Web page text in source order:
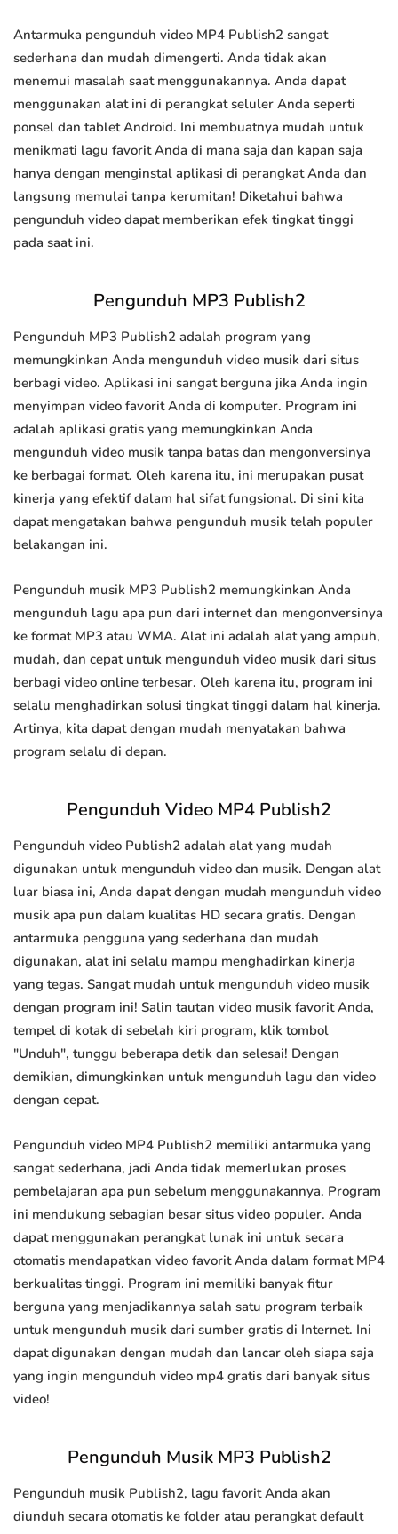
Antarmuka pengunduh video MP4 Publish2 sangat
sederhana dan mudah dimengerti. Anda tidak akan
menemui masalah saat menggunakannya. Anda dapat
menggunakan alat ini di perangkat seluler Anda seperti
ponsel dan tablet Android. Ini membuatnya mudah untuk
menikmati lagu favorit Anda di mana saja dan kapan saja
hanya dengan menginstal aplikasi di perangkat Anda dan
langsung memulai tanpa kerumitan! Diketahui bahwa
pengunduh video dapat memberikan efek tingkat tinggi
pada saat ini.
Pengunduh MP3 Publish2
Pengunduh MP3 Publish2 adalah program yang
memungkinkan Anda mengunduh video musik dari situs
berbagi video. Aplikasi ini sangat berguna jika Anda ingin
menyimpan video favorit Anda di komputer. Program ini
adalah aplikasi gratis yang memungkinkan Anda
mengunduh video musik tanpa batas dan mengonversinya
ke berbagai format. Oleh karena itu, ini merupakan pusat
kinerja yang efektif dalam hal sifat fungsional. Di sini kita
dapat mengatakan bahwa pengunduh musik telah populer
belakangan ini.
Pengunduh musik MP3 Publish2 memungkinkan Anda
mengunduh lagu apa pun dari internet dan mengonversinya
ke format MP3 atau WMA. Alat ini adalah alat yang ampuh,
mudah, dan cepat untuk mengunduh video musik dari situs
berbagi video online terbesar. Oleh karena itu, program ini
selalu menghadirkan solusi tingkat tinggi dalam hal kinerja.
Artinya, kita dapat dengan mudah menyatakan bahwa
program selalu di depan.
Pengunduh Video MP4 Publish2
Pengunduh video Publish2 adalah alat yang mudah
digunakan untuk mengunduh video dan musik. Dengan alat
luar biasa ini, Anda dapat dengan mudah mengunduh video
musik apa pun dalam kualitas HD secara gratis. Dengan
antarmuka pengguna yang sederhana dan mudah
digunakan, alat ini selalu mampu menghadirkan kinerja
yang tegas. Sangat mudah untuk mengunduh video musik
dengan program ini! Salin tautan video musik favorit Anda,
tempel di kotak di sebelah kiri program, klik tombol
"Unduh", tunggu beberapa detik dan selesai! Dengan
demikian, dimungkinkan untuk mengunduh lagu dan video
dengan cepat.
Pengunduh video MP4 Publish2 memiliki antarmuka yang
sangat sederhana, jadi Anda tidak memerlukan proses
pembelajaran apa pun sebelum menggunakannya. Program
ini mendukung sebagian besar situs video populer. Anda
dapat menggunakan perangkat lunak ini untuk secara
otomatis mendapatkan video favorit Anda dalam format MP4
berkualitas tinggi. Program ini memiliki banyak fitur
berguna yang menjadikannya salah satu program terbaik
untuk mengunduh musik dari sumber gratis di Internet. Ini
dapat digunakan dengan mudah dan lancar oleh siapa saja
yang ingin mengunduh video mp4 gratis dari banyak situs
video!
Pengunduh Musik MP3 Publish2
Pengunduh musik Publish2, lagu favorit Anda akan
diunduh secara otomatis ke folder atau perangkat default